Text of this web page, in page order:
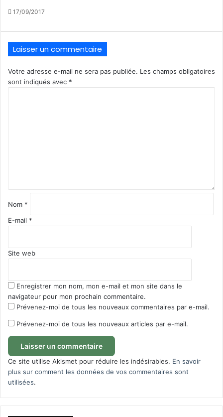
17/09/2017
Laisser un commentaire
Votre adresse e-mail ne sera pas publiée. Les champs obligatoires
sont indiqués avec *
*
Nom *
E-mail *
Site web
Enregistrer mon nom, mon e-mail et mon site dans le
navigateur pour mon prochain commentaire.
Prévenez-moi de tous les nouveaux commentaires par e-mail.
Prévenez-moi de tous les nouveaux articles par e-mail.
Ce site utilise Akismet pour réduire les indésirables. En savoir
plus sur comment les données de vos commentaires sont
utilisées.